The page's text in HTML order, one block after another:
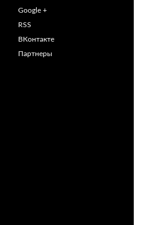
Google +
RSS
ВКонтакте
Партнеры